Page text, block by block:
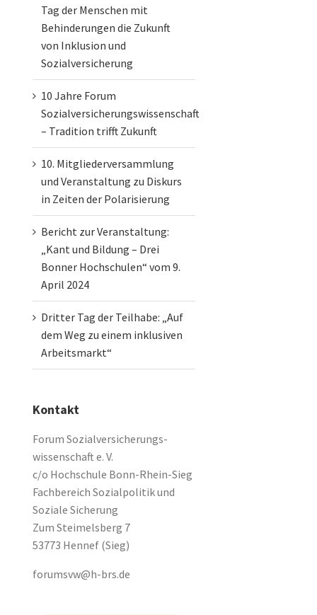
Tag der Menschen mit
Behinderungen die Zukunft
von Inklusion und
Sozialversicherung
10 Jahre Forum
Sozialversicherungswissenschaft
– Tradition trifft Zukunft
10. Mitgliederversammlung
und Veranstaltung zu Diskurs
in Zeiten der Polarisierung
Bericht zur Veranstaltung:
„Kant und Bildung – Drei
Bonner Hochschulen“ vom 9.
April 2024
Dritter Tag der Teilhabe: „Auf
dem Weg zu einem inklusiven
Arbeitsmarkt“
Kontakt
Forum Sozialversicherungs-
wissenschaft e. V.
c/o Hochschule Bonn-Rhein-Sieg
Fachbereich Sozialpolitik und
Soziale Sicherung
Zum Steimelsberg 7
53773 Hennef (Sieg)
forumsvw@h-brs.de